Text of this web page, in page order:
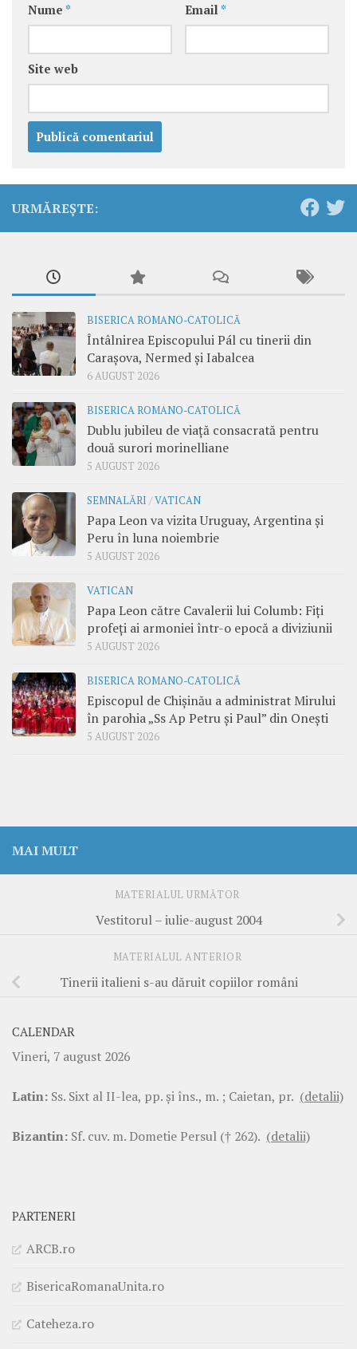
Nume * Email *
Site web
URMĂREȘTE:
BISERICA ROMANO-CATOLICĂ
Întâlnirea Episcopului Pál cu tinerii din
Carașova, Nermed și Iabalcea
6 AUGUST 2026
BISERICA ROMANO-CATOLICĂ
Dublu jubileu de viață consacrată pentru
două surori morinelliane
5 AUGUST 2026
SEMNALĂRI /VATICAN
Papa Leon va vizita Uruguay, Argentina și
Peru în luna noiembrie
5 AUGUST 2026
VATICAN
Papa Leon către Cavalerii lui Columb: Fiți
profeți ai armoniei într-o epocă a diviziunii
5 AUGUST 2026
BISERICA ROMANO-CATOLICĂ
Episcopul de Chișinău a administrat Mirului
în parohia „Ss Ap Petru și Paul” din Onești
5 AUGUST 2026
MAI MULT
MATERIALUL URMĂTOR
Vestitorul – iulie-august 2004
MATERIALUL ANTERIOR
Tinerii italieni s-au dăruit copiilor români
CALENDAR
Vineri, 7 august 2026
Latin: Ss. Sixt al II-lea, pp. şi îns., m. ; Caietan, pr. (detalii)
Bizantin: Sf. cuv. m. Dometie Persul († 262). (detalii)
PARTENERI
ARCB.ro
BisericaRomanaUnita.ro
Cateheza.ro